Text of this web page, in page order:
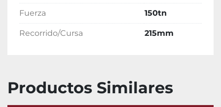
Fuerza 150tn
Recorrido/Cursa 215mm
Productos Similares